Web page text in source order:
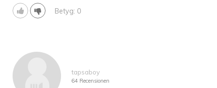
Betyg: 0
tapsaboy
64 Recensionen